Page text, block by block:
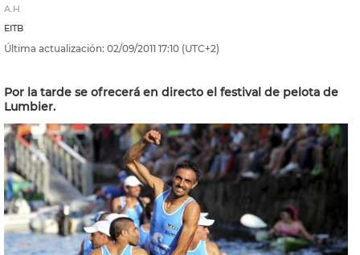
A.H.
EITB
Última actualización: 02/09/2011 17:10 (UTC+2)
Por la tarde se ofrecerá en directo el festival de pelota de
Lumbier.